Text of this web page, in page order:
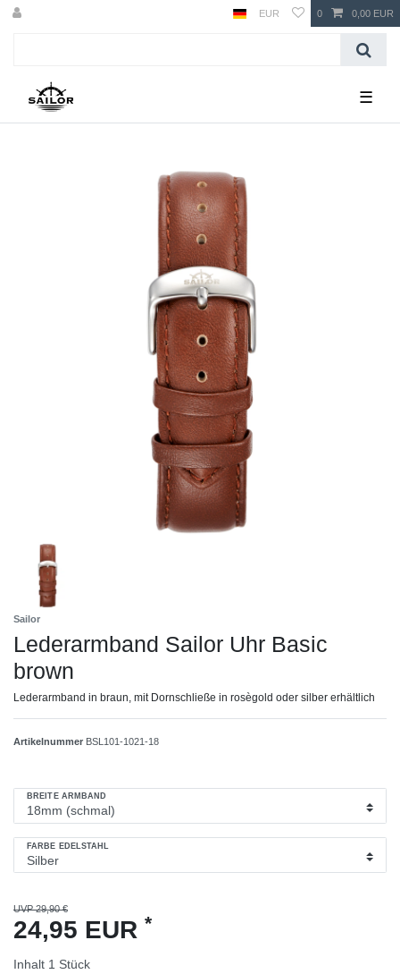
EUR 0 0,00 EUR
☰
Sailor
Lederarmband Sailor Uhr Basic
brown
Lederarmband in braun, mit Dornschließe in rosègold oder silber erhältlich
Artikelnummer BSL101-1021-18
BREITE ARMBAND
FARBE EDELSTAHL
UVP 29,90 €
24,95 EUR *
Inhalt 1 Stück